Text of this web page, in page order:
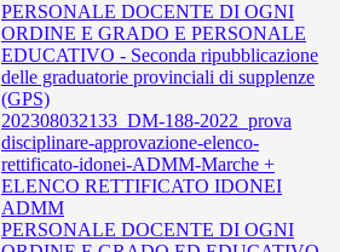
PERSONALE DOCENTE DI OGNI
ORDINE E GRADO E PERSONALE
EDUCATIVO - Seconda ripubblicazione
delle graduatorie provinciali di supplenze
(GPS)
202308032133_DM-188-2022_prova
disciplinare-approvazione-elenco-
rettificato-idonei-ADMM-Marche +
ELENCO RETTIFICATO IDONEI
ADMM
PERSONALE DOCENTE DI OGNI